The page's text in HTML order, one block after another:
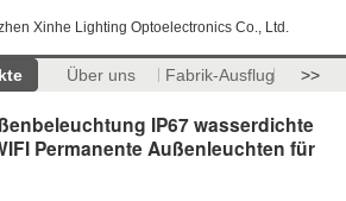
Xinhe Lighting Optoelectronics Co., Ltd.
Über uns Fabrik-Ausflug >>
IP67 wasserdichte
Permanente Außenleuchten für